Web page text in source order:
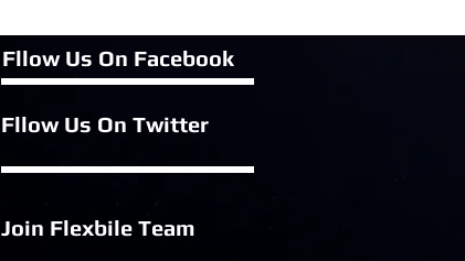
Fllow Us On Facebook
Fllow Us On Twitter
Join Flexbile Team